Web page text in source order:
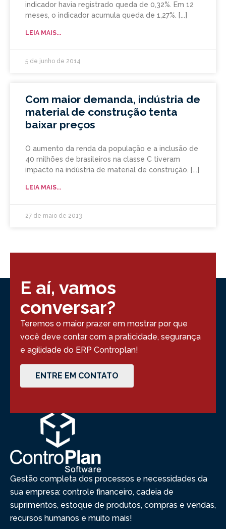
indicador havia registrado queda de 0,32%. Em 12
meses, o indicador acumula queda de 1,27%.
LEIA MAIS...
5 de junho de 2014
Com maior demanda, indústria de
material de construção tenta
baixar preços
O aumento da renda da população e a inclusão de
40 milhões de brasileiros na classe C tiveram
impacto na indústria de material de construção.
LEIA MAIS...
27 de maio de 2013
E aí, vamos
conversar?
Teremos o maior prazer em mostrar por que
você deve contar com a praticidade, segurança
e agilidade do ERP Controplan!
ENTRE EM CONTATO
Gestão completa dos processos e necessidades da
sua empresa: controle financeiro, cadeia de
suprimentos, estoque de produtos, compras e vendas,
recursos humanos e muito mais!